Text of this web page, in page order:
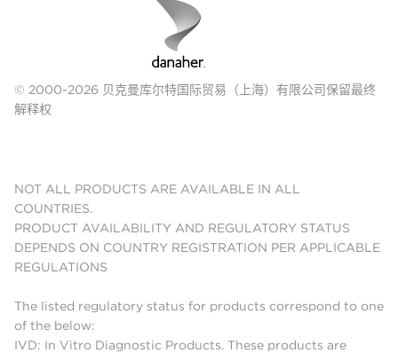
© 2000-2026 贝克曼库尔特国际贸易（上海）有限公司保留最终
解释权
NOT ALL PRODUCTS ARE AVAILABLE IN ALL
COUNTRIES.
PRODUCT AVAILABILITY AND REGULATORY STATUS
DEPENDS ON COUNTRY REGISTRATION PER APPLICABLE
REGULATIONS
The listed regulatory status for products correspond to one
of the below:
IVD: In Vitro Diagnostic Products. These products are